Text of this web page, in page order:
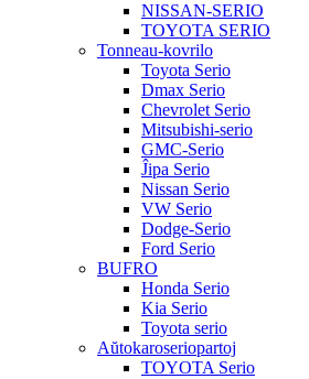
NISSAN-SERIO
TOYOTA SERIO
Tonneau-kovrilo
Toyota Serio
Dmax Serio
Chevrolet Serio
Mitsubishi-serio
GMC-Serio
Ĵipa Serio
Nissan Serio
VW Serio
Dodge-Serio
Ford Serio
BUFRO
Honda Serio
Kia Serio
Toyota serio
Aŭtokaroseriopartoj
TOYOTA Serio